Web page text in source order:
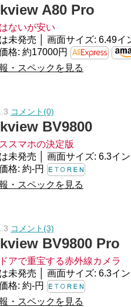
A80 Pro
ないが安い
格: 約17000円
・スペックを見る
コメント(0)
BV9800
スマホの決定版
格: 約-円
・スペックを見る
コメント(3)
BV9800 Pro
アで重宝する赤外線カメラ
格: 約-円
・スペックを見る